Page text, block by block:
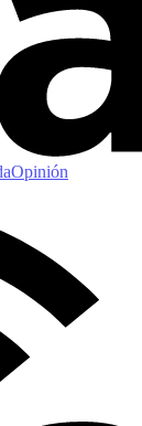
Opinión